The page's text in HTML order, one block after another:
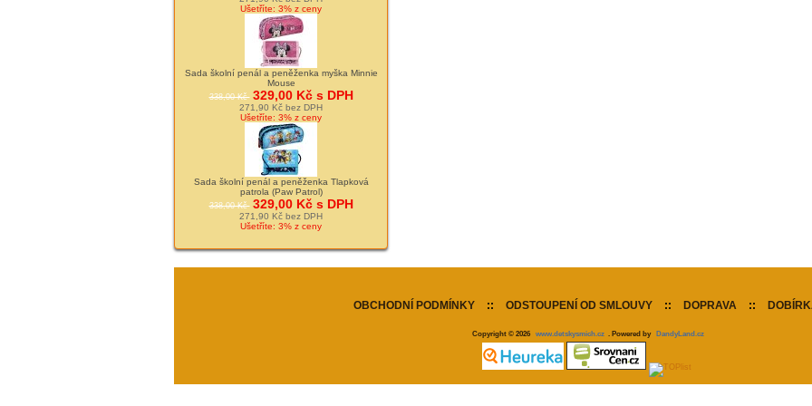
Ušetříte: 3% z ceny
Sada školní penál a peněženka myška Minnie
Mouse
338,00 Kč 329,00 Kč s DPH
271,90 Kč bez DPH
Ušetříte: 3% z ceny
Sada školní penál a peněženka Tlapková
patrola (Paw Patrol)
338,00 Kč 329,00 Kč s DPH
271,90 Kč bez DPH
Ušetříte: 3% z ceny
OBCHODNÍ PODMÍNKY :: ODSTOUPENÍ OD SMLOUVY :: DOPRAVA ::
Copyright © 2026 www.detskysmich.cz . Powered by DandyLand.cz